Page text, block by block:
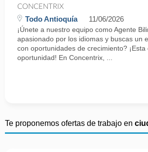
CONCENTRIX
Todo Antioquía 11/06/2026
¡Únete a nuestro equipo como Agente
apasionado por los idiomas y buscas un
con oportunidades de crecimiento? ¡Esta
oportunidad! En Concentrix, ...
Te proponemos ofertas de trabajo en